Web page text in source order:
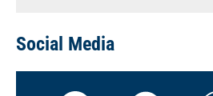
Social Media